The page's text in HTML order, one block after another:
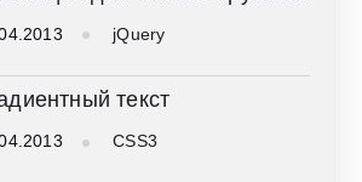
jQuery
текст
CSS3